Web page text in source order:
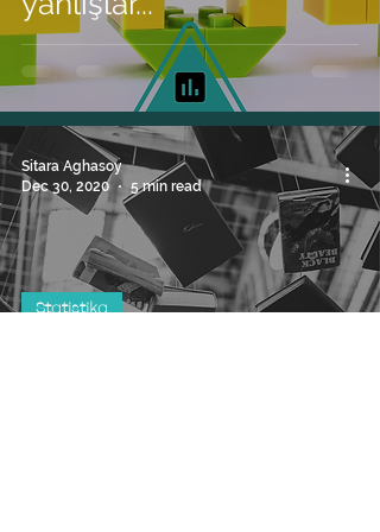
Statistika
Sitara Aghasoy
Dec 30, 2020
5 min read